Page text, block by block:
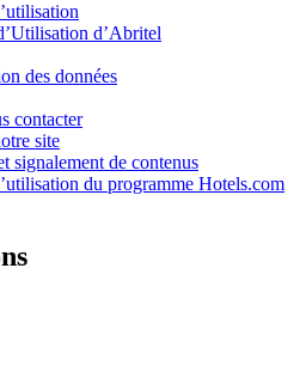
d’Abritel
des données
contacter
site
signalement de contenus
du programme Hotels.com